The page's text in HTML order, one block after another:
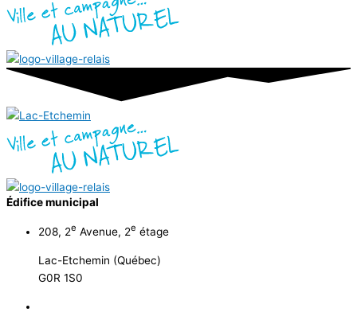
Édifice municipal
208, 2e Avenue, 2e étage
Lac-Etchemin (Québec)
G0R 1S0